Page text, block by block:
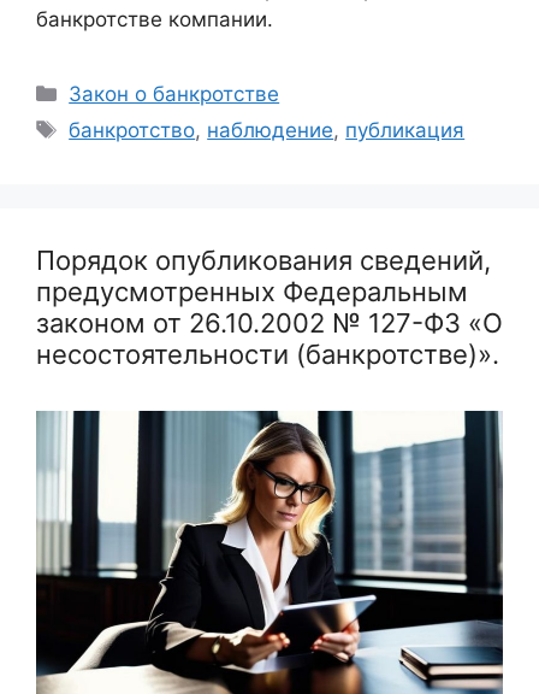
банкротстве компании.
Рубрики
Закон о банкротстве
Метки
банкротство, наблюдение, публикация
Порядок опубликования сведений,
предусмотренных Федеральным
законом от 26.10.2002 № 127-ФЗ «О
несостоятельности (банкротстве)».